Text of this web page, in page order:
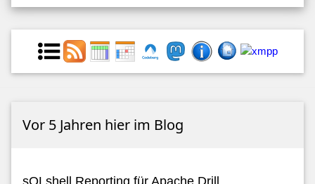
Vor 5 Jahren hier im Blog
sQLshell Reporting für Apache Drill